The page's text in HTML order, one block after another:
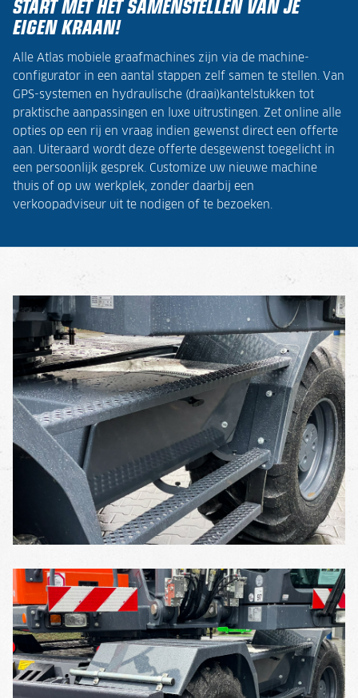
EIGEN KRAAN!
Alle Atlas mobiele graafmachines zijn via de machine-
configurator in een aantal stappen zelf samen te stellen. Van
GPS-systemen en hydraulische (draai)kantelstukken tot
praktische aanpassingen en luxe uitrustingen. Zet online alle
opties op een rij en vraag indien gewenst direct een offerte
aan. Uiteraard wordt deze offerte desgewenst toegelicht in
een persoonlijk gesprek. Customize uw nieuwe machine
thuis of op uw werkplek, zonder daarbij een
verkoopadviseur uit te nodigen of te bezoeken.